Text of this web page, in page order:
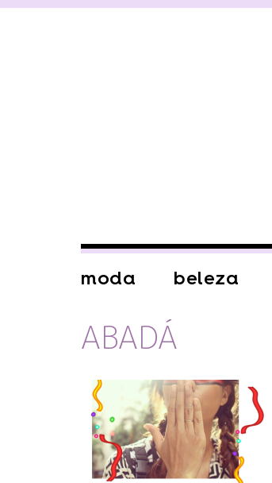
moda beleza
ABADÁ